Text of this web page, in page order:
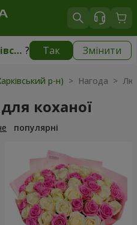
Тернова (Харківський р-н) ? Так Змінити
р-н)| 510 грн
р-н) > Нагода >
коханої
популярні